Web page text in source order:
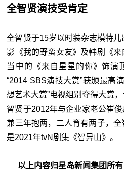
全智贤演技受肯定
全智贤于15岁以时装杂志模特
影《我的野蛮女友》及韩剧《来
当中的《来自星星的你》饰演
“2014 SBS演技大赏”获颁最高
想艺术大赏”电视组别夺得大赏
智贤于2012年与企业家老公崔
兼三年抱两，二人育有两子，
是2021年tvN剧集《智异山》。
以上内容归星岛新闻集团所